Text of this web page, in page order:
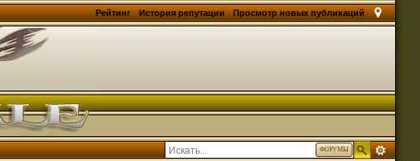
Просмотр новых публикаций
История репутации
Рейтинг
ФОРУМЫ